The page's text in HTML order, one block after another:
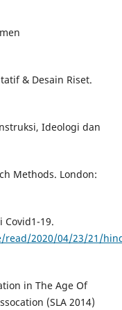
& Desain Riset.
Ideologi dan
Methods. London:
Covid1-19.
read/2020/04/23/21/
in The Age Of
(SLA 2014)